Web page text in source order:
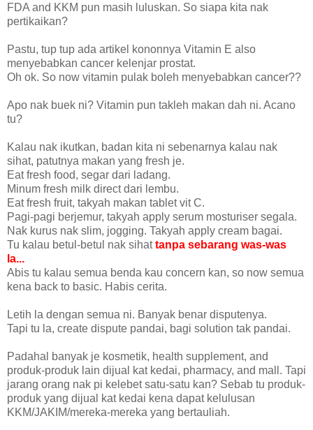
FDA and KKM pun masih luluskan. So siapa kita nak
pertikaikan?
Pastu, tup tup ada artikel kononnya Vitamin E also
menyebabkan cancer kelenjar prostat.
Oh ok. So now vitamin pulak boleh menyebabkan cancer??
Apo nak buek ni? Vitamin pun takleh makan dah ni. Acano
tu?
Kalau nak ikutkan, badan kita ni sebenarnya kalau nak
sihat, patutnya makan yang fresh je.
Eat fresh food, segar dari ladang.
Minum fresh milk direct dari lembu.
Eat fresh fruit, takyah makan tablet vit C.
Pagi-pagi berjemur, takyah apply serum mosturiser segala.
Nak kurus nak slim, jogging. Takyah apply cream bagai.
Tu kalau betul-betul nak sihattanpa sebarang was-was
la...
Abis tu kalau semua benda kau concern kan, so now semua
kena back to basic. Habis cerita.
Letih la dengan semua ni. Banyak benar disputenya.
Tapi tu la, create dispute pandai, bagi solution tak pandai.
Padahal banyak je kosmetik, health supplement, and
produk-produk lain dijual kat kedai, pharmacy, and mall. Tapi
jarang orang nak pi kelebet satu-satu kan? Sebab tu produk-
produk yang dijual kat kedai kena dapat kelulusan
KKM/JAKIM/mereka-mereka yang bertauliah.